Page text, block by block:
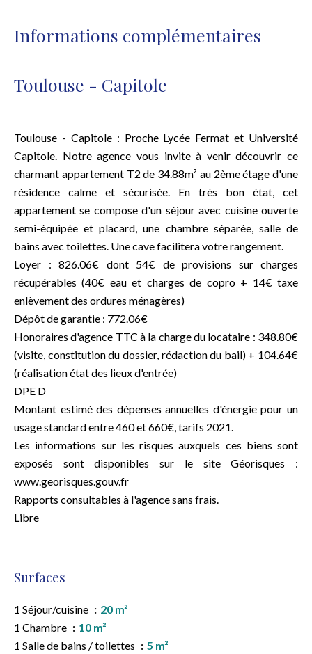
Informations complémentaires
Toulouse - Capitole
Toulouse - Capitole : Proche Lycée Fermat et Université
Capitole. Notre agence vous invite à venir découvrir ce
charmant appartement T2 de 34.88m² au 2ème étage d'une
résidence calme et sécurisée. En très bon état, cet
appartement se compose d'un séjour avec cuisine ouverte
semi-équipée et placard, une chambre séparée, salle de
bains avec toilettes. Une cave facilitera votre rangement.
Loyer : 826.06€ dont 54€ de provisions sur charges
récupérables (40€ eau et charges de copro + 14€ taxe
enlèvement des ordures ménagères)
Dépôt de garantie : 772.06€
Honoraires d'agence TTC à la charge du locataire : 348.80€
(visite, constitution du dossier, rédaction du bail) + 104.64€
(réalisation état des lieux d'entrée)
DPE D
Montant estimé des dépenses annuelles d'énergie pour un
usage standard entre 460 et 660€, tarifs 2021.
Les informations sur les risques auxquels ces biens sont
exposés sont disponibles sur le site Géorisques :
www.georisques.gouv.fr
Rapports consultables à l'agence sans frais.
Libre
Surfaces
1 Séjour/cuisine
20 m²
1 Chambre
10 m²
1 Salle de bains / toilettes
5 m²